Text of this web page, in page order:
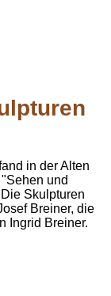
in der Alten
und
Skulpturen
Breiner, die
Ingrid Breiner.